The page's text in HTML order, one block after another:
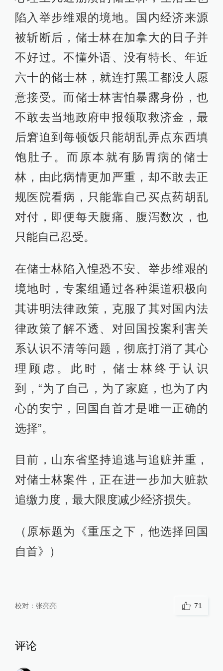
陷入举步维艰的境地。国内经济来源
被斩断后，储士林在加拿大的日子并
不好过。不懂外语、没有特长、年近
六十的储士林，就连打黑工都没人愿
意接受。而储士林害怕暴露身份，也
不敢去当地政府申报领取救济金，最
后窘迫到每顿饭只能胡乱弄点东西填
饱肚子。而原本就有肠胃病的储士
林，由此病情更加严重，却不敢去正
规医院看病，只能靠自己买点药胡乱
对付，即便每天腹痛、腹泻数次，也
只能自己忍受。
在储士林陷入惶恐不安、举步维艰的
境地时，专案组通过各种渠道积极向
其讲明法律政策，克服了其对国内法
律政策了解不透、对回国投案利害关
系认识不清等问题，彻底打消了其心
理顾虑。此时，储士林终于认识
到，“为了自己，为了家庭，也为了内
心的安宁，回国自首才是唯一正确的
选择”。
目前，山东省坚持追逃与追赃并重，
对储士林案件，正在进一步加大赃款
追缴力度，最大限度减少经济损失。
（原标题为《重压之下，他选择回国
自首》）
校对： 张亮亮 71
评论